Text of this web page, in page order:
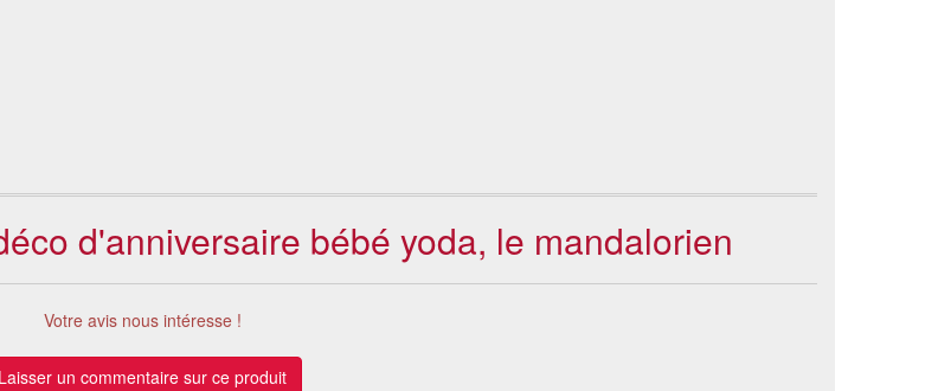
d'anniversaire bébé yoda, le mandalorien
Votre avis nous intéresse !
Laisser un commentaire sur ce produit